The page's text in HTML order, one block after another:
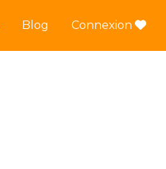
Blog Connexion